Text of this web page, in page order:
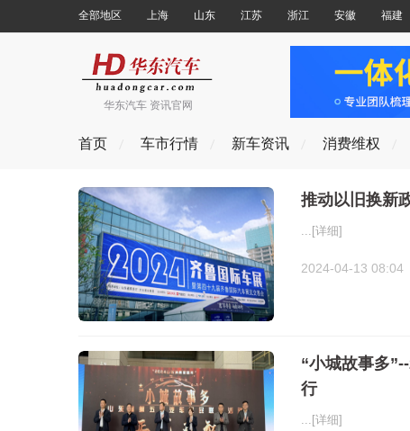
全部地区 上海 山东 江苏 浙江 安徽 福建
华东汽车 资讯官网
首页 车市行情 新车资讯 消费维权
推动以旧换新
... [详细]
2024-04-13 08:04
“小城故事多
行
... [详细]